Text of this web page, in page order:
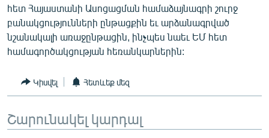
ՀԵՏԵՎԵՔ ՄԵԶ
«Ազատության» բոլոր կայքերը
հետ Հայաստանի Ասոցացման համաձայնագրի շուրջ
բանակցությունների ընթացքին եւ արձանագրված
նշանակալի առաջընթացին, ինչպես նաեւ ԵՄ հետ
համագործակցության հեռանկարներին:
Կիսվել Հետևեք մեզ
Շարունակել կարդալ